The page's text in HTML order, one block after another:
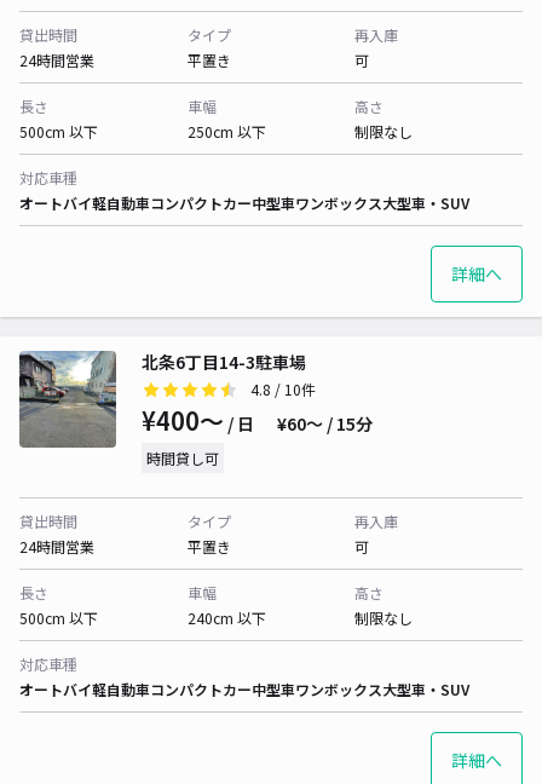
貸出時間
24時間営業
タイプ
平置き
再入庫
可
長さ
500cm 以下
車幅
250cm 以下
高さ
制限なし
対応車種
オートバイ軽自動車コンパクトカー中型車ワンボックス大型車・SUV
詳細へ
北条6丁目14-3駐車場
4.8 / 10件
¥400〜 / 日 ¥60〜 / 15分
時間貸し可
貸出時間
24時間営業
タイプ
平置き
再入庫
可
長さ
500cm 以下
車幅
240cm 以下
高さ
制限なし
対応車種
オートバイ軽自動車コンパクトカー中型車ワンボックス大型車・SUV
詳細へ